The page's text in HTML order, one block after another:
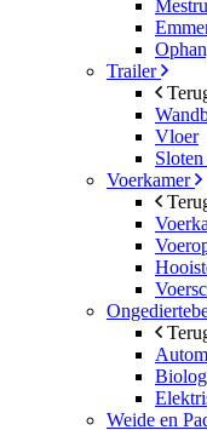
Trailer
Vloer
Sloten
Voerkamer
Weide en